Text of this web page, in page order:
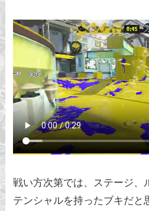
戦い方次第では、ステージ、
テンシャルを持ったブキだと